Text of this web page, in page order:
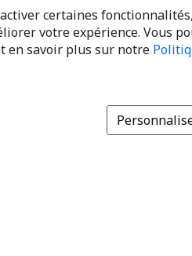
certaines
votre expérience. Vous
en savoir plus sur notre